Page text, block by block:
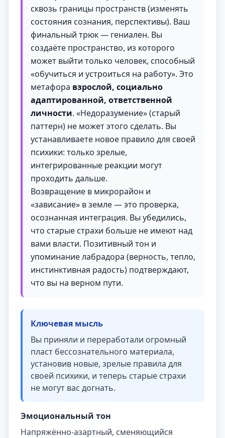
сквозь границы пространств (изменять
состояния сознания, перспективы). Ваш
финальный трюк — гениален. Вы
создаёте пространство, из которого
может выйти только человек, способный
«обучиться и устроиться на работу». Это
метафора взрослой, социально
адаптированной, ответственной
личности. «Недоразумение» (старый
паттерн) не может этого сделать. Вы
устанавливаете новое правило для своей
психики: только зрелые,
интегрированные реакции могут
проходить дальше.
Возвращение в микрорайон и
«зависание» в земле — это проверка,
осознанная интеграция. Вы убедились,
что старые страхи больше не имеют над
вами власти. Позитивный тон и
упоминание лабрадора (верность, тепло,
инстинктивная радость) подтверждают,
что вы на верном пути.
Ключевая мысль
Вы приняли и переработали огромный
пласт бессознательного материала,
установив новые, зрелые правила для
своей психики, и теперь старые страхи
не могут вас догнать.
Эмоциональный тон
Напряжённо-азартный, сменяющийся